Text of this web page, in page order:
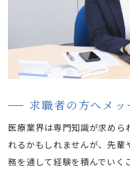
求職者の方へメッ
医療業界は専門知識が求めら
れるかもしれませんが、先輩
務を通して経験を積んでいく